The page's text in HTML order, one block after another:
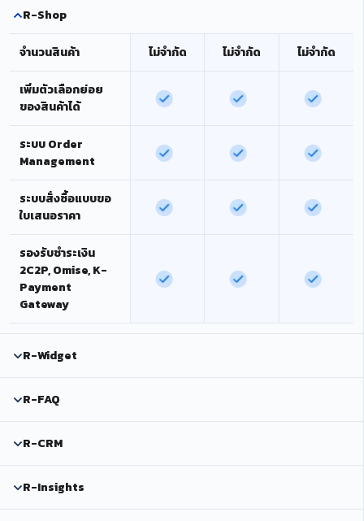
R-Shop
จำนวนสินค้า ไม่จำกัด ไม่จำกัด ไม่จำกัด
เพิ่มตัวเลือกย่อย
ของสินค้าได้
ระบบ Order
Management
ระบบสั่งซื้อแบบขอ
ใบเสนอราคา
รองรับชำระเงิน
2C2P, Omise, K-
Payment
Gateway
R-Widget
R-FAQ
R-CRM
R-Insights